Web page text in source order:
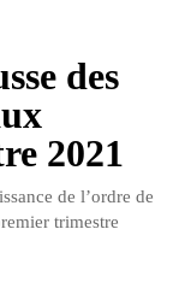
des
2021
de l’ordre de
trimestre